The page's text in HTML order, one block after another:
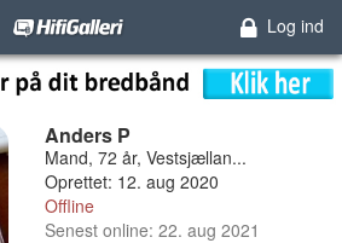
Log ind
Anders P
Mand, 72 år, Vestsjællan...
Oprettet: 12. aug 2020
Offline
Senest online: 22. aug 2021